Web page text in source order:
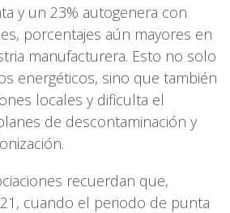
y un 23% autogenera con
porcentajes aún mayores en
manufacturera. Esto no solo
energéticos, sino que también
locales y dificulta el
de descontaminación y
recuerdan que,
cuando el periodo de punta